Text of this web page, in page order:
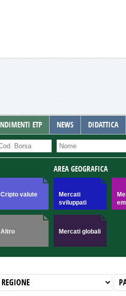
ETP NEWS DIDATTICA
Cripto valute
Altro
AREA GEOGRAFICA
Mercati
sviluppati
Mercati globali